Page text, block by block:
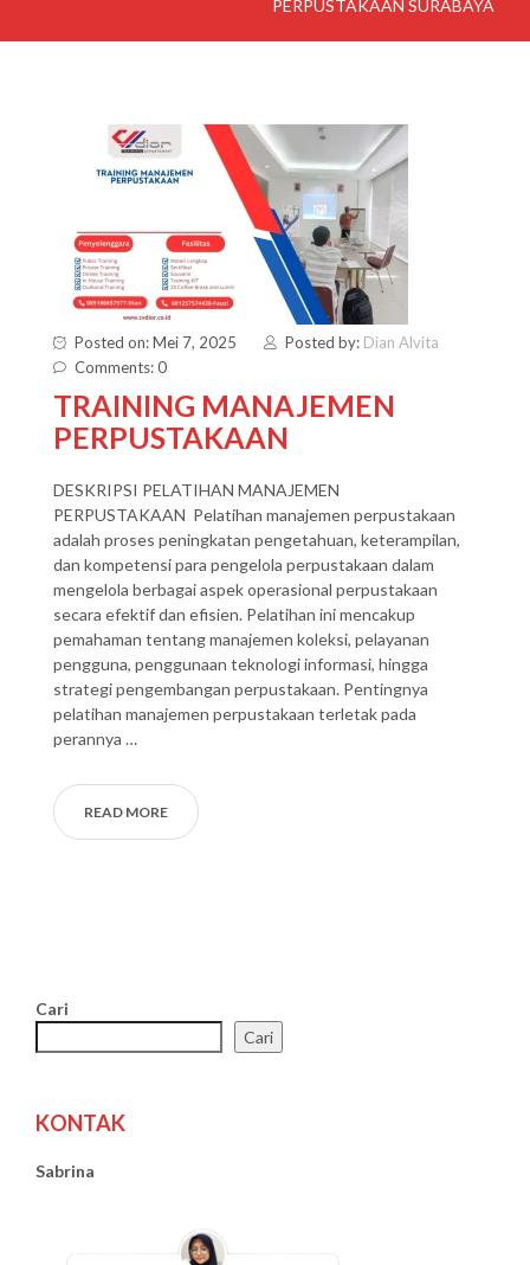
PERPUSTAKAAN SURABAYA
Posted on: Mei 7, 2025 Posted by: Dian Alvita
Comments: 0
TRAINING MANAJEMEN
PERPUSTAKAAN
DESKRIPSI PELATIHAN MANAJEMEN
PERPUSTAKAAN Pelatihan manajemen perpustakaan
adalah proses peningkatan pengetahuan, keterampilan,
dan kompetensi para pengelola perpustakaan dalam
mengelola berbagai aspek operasional perpustakaan
secara efektif dan efisien. Pelatihan ini mencakup
pemahaman tentang manajemen koleksi, pelayanan
pengguna, penggunaan teknologi informasi, hingga
strategi pengembangan perpustakaan. Pentingnya
pelatihan manajemen perpustakaan terletak pada
perannya …
READ MORE
Cari
Cari
KONTAK
Sabrina